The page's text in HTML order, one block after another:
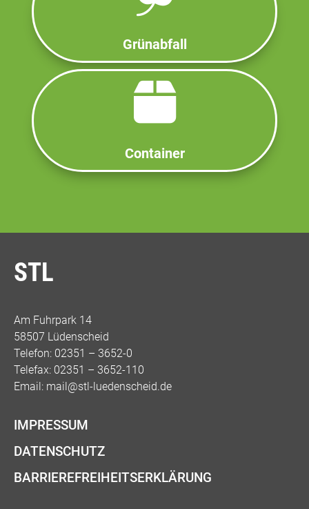
Grünabfall
Container
STL
Am Fuhrpark 14
58507 Lüdenscheid
Telefon: 02351 – 3652-0
Telefax: 02351 – 3652-110
Email: mail@stl-luedenscheid.de
IMPRESSUM
DATENSCHUTZ
BARRIEREFREIHEITSERKLÄRUNG